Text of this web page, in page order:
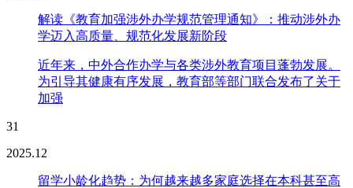
解读《教育加强涉外办学规范管理通知》：推动涉外办
学迈入高质量、规范化发展新阶段
近年来，中外合作办学与各类涉外教育项目蓬勃发展。
为引导其健康有序发展，教育部等部门联合发布了关于
加强
31
2025.12
留学小龄化趋势：为何越来越多家庭选择在本科甚至高